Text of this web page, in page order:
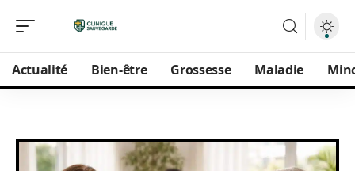
Actualité Bien-être Grossesse Maladie